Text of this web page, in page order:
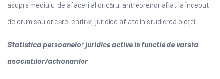
asupra mediului de afaceri al oricărui antreprenor aflat la început
de drum sau oricărei entități juridice aflate în studierea pieței.
Statistica persoanelor juridice active in functie de varsta
asociatilor/actionarilor